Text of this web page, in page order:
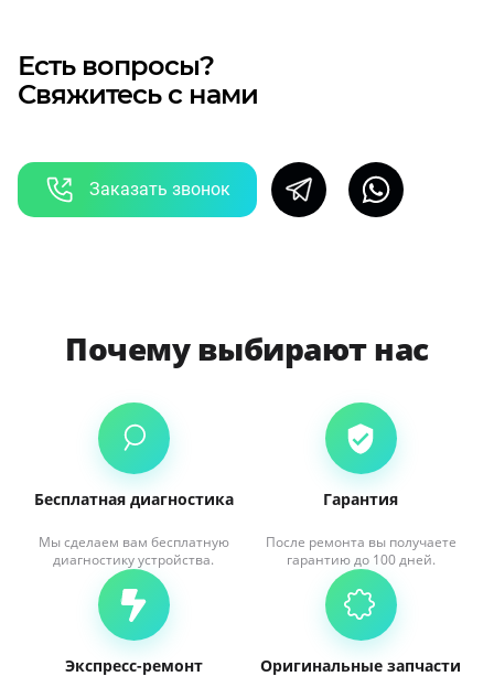
Есть вопросы?
Свяжитесь с нами
Заказать звонок
Почему выбирают нас
Бесплатная диагностика
Мы сделаем вам бесплатную
диагностику устройства.
Гарантия
После ремонта вы получаете
гарантию до 100 дней.
Экспресс-ремонт Оригинальные запчасти